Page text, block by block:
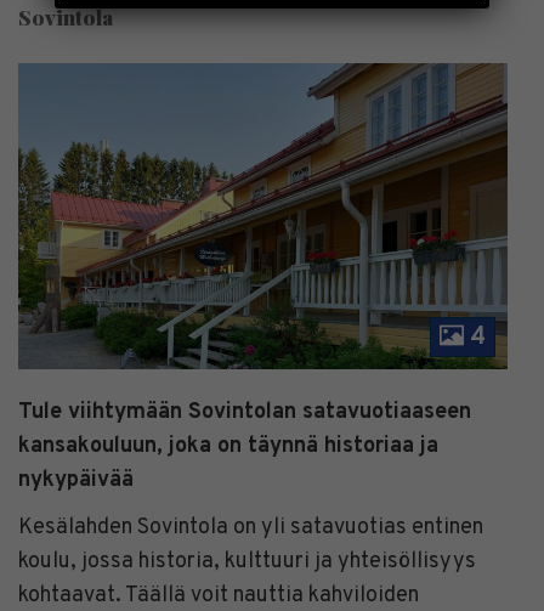
Sovintola
4
Tule viihtymään Sovintolan satavuotiaaseen
kansakouluun, joka on täynnä historiaa ja
nykypäivää
Kesälahden Sovintola on yli satavuotias entinen
koulu, jossa historia, kulttuuri ja yhteisöllisyys
kohtaavat. Täällä voit nauttia kahviloiden